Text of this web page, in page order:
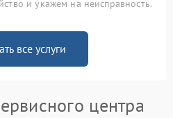
и укажем на неисправность.
все услуги
центра